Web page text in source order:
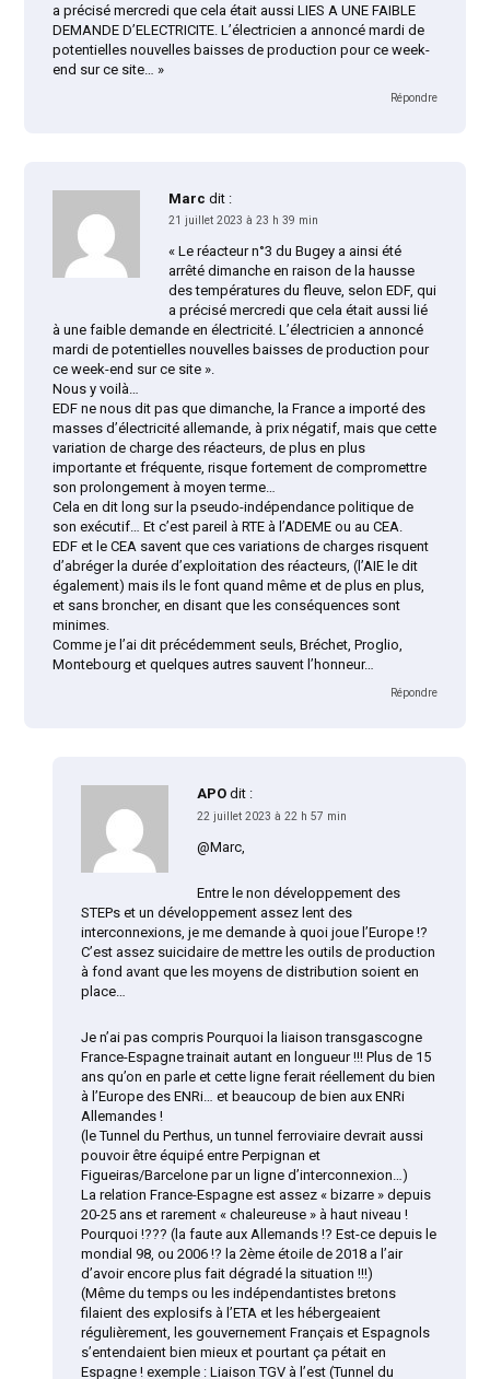
a précisé mercredi que cela était aussi LIES A UNE FAIBLE
DEMANDE D’ELECTRICITE. L’électricien a annoncé mardi de
potentielles nouvelles baisses de production pour ce week-
end sur ce site… »
Répondre
Marc dit :
21 juillet 2023 à 23 h 39 min
« Le réacteur n°3 du Bugey a ainsi été
arrêté dimanche en raison de la hausse
des températures du fleuve, selon EDF, qui
a précisé mercredi que cela était aussi lié
à une faible demande en électricité. L’électricien a annoncé
mardi de potentielles nouvelles baisses de production pour
ce week-end sur ce site ».
Nous y voilà…
EDF ne nous dit pas que dimanche, la France a importé des
masses d’électricité allemande, à prix négatif, mais que cette
variation de charge des réacteurs, de plus en plus
importante et fréquente, risque fortement de compromettre
son prolongement à moyen terme…
Cela en dit long sur la pseudo-indépendance politique de
son exécutif… Et c’est pareil à RTE à l’ADEME ou au CEA.
EDF et le CEA savent que ces variations de charges risquent
d’abréger la durée d’exploitation des réacteurs, (l’AIE le dit
également) mais ils le font quand même et de plus en plus,
et sans broncher, en disant que les conséquences sont
minimes.
Comme je l’ai dit précédemment seuls, Bréchet, Proglio,
Montebourg et quelques autres sauvent l’honneur…
Répondre
APO dit :
22 juillet 2023 à 22 h 57 min
@Marc,
Entre le non développement des
STEPs et un développement assez lent des
interconnexions, je me demande à quoi joue l’Europe !?
C’est assez suicidaire de mettre les outils de production
à fond avant que les moyens de distribution soient en
place…
Je n’ai pas compris Pourquoi la liaison transgascogne
France-Espagne trainait autant en longueur !!! Plus de 15
ans qu’on en parle et cette ligne ferait réellement du bien
à l’Europe des ENRi… et beaucoup de bien aux ENRi
Allemandes !
(le Tunnel du Perthus, un tunnel ferroviaire devrait aussi
pouvoir être équipé entre Perpignan et
Figueiras/Barcelone par un ligne d’interconnexion…)
La relation France-Espagne est assez « bizarre » depuis
20-25 ans et rarement « chaleureuse » à haut niveau !
Pourquoi !??? (la faute aux Allemands !? Est-ce depuis le
mondial 98, ou 2006 !? la 2ème étoile de 2018 a l’air
d’avoir encore plus fait dégradé la situation !!!)
(Même du temps ou les indépendantistes bretons
filaient des explosifs à l’ETA et les hébergeaient
régulièrement, les gouvernement Français et Espagnols
s’entendaient bien mieux et pourtant ça pétait en
Espagne ! exemple : Liaison TGV à l’est (Tunnel du